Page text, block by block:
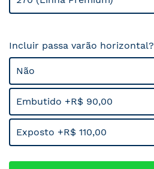
Incluir passa varão horizontal?
Não
Embutido +R$ 90,00
Exposto +R$ 110,00